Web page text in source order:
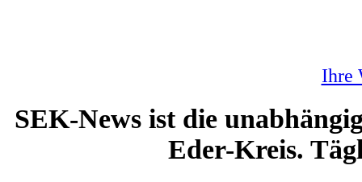
Ihre
SEK-News ist die
Eder-Kreis.